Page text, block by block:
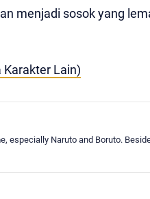
menjadi sosok yang
Karakter Lain)
especially Naruto and Boruto.